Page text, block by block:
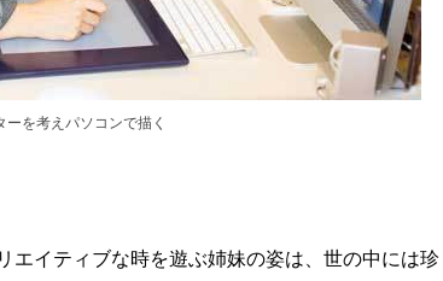
を考えパソコンで描く
イティブな時を遊ぶ姉妹の姿は、世の中には珍